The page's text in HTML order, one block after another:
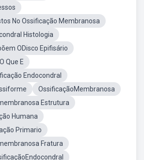
No Ossificação Membranosa
Histologia
ODisco Epifisário
Que E
Endocondral
OssificaçãoMembranosa
Estrutura
Humana
Primario
Fratura